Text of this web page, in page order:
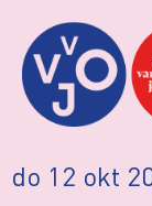
do 12 okt